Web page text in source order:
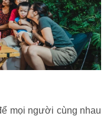
mọi người cùng nhau